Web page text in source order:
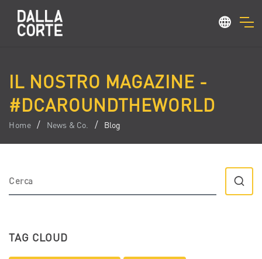
IL NOSTRO MAGAZINE -
#DCAROUNDTHEWORLD
Home News & Co. Blog
TAG CLOUD